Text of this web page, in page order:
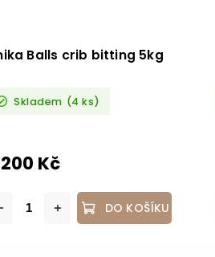
Balls crib bitting 5kg
Skladem (4 ks)
Kč
DO KOŠÍKU